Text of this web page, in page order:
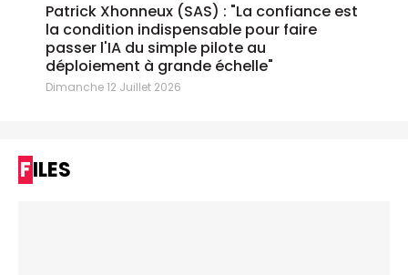
Patrick Xhonneux (SAS) : "La confiance est
la condition indispensable pour faire
passer l'IA du simple pilote au
déploiement à grande échelle"
Dimanche 12 Juillet 2026
FILES